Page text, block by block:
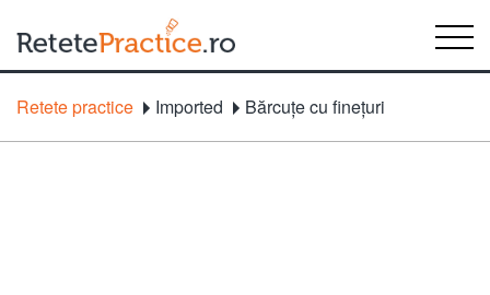
Retete practice Imported Bărcuţe cu fineţuri